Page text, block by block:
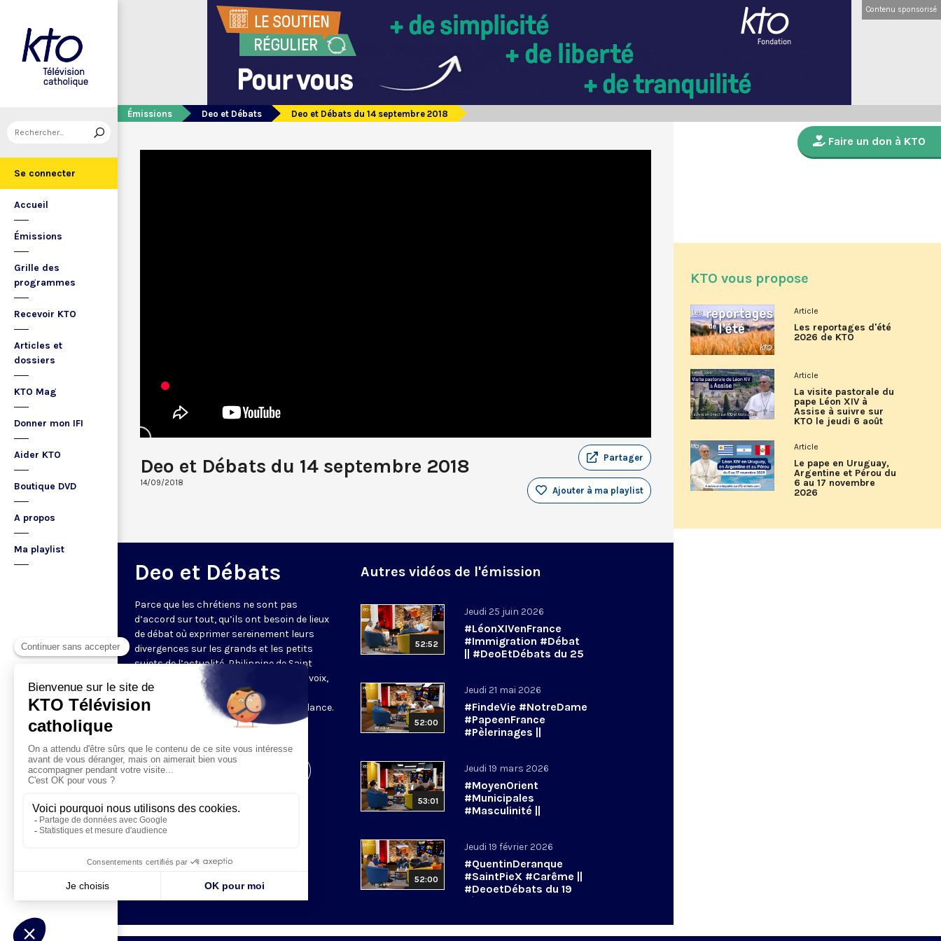
Se connecter
Accueil
Émissions
Grille des
programmes
Recevoir KTO
Articles et
dossiers
KTO Mag
Donner mon IFI
Aider KTO
Boutique DVD
A propos
Ma playlist
Contenu sponsorisé
Émissions Deo et Débats Deo et Débats du 14 septembre 2018
Deo et Débats du 14 septembre 2018
14/09/2018
Partager
Ajouter à ma playlist
Deo et Débats
Parce que les chrétiens ne sont pas
d’accord sur tout, qu’ils ont besoin de lieux
de débat où exprimer sereinement leurs
divergences sur les grands et les petits
sujets de l’actualité, Philippine de Saint
Pierre réunit chaque fois quatre à cinq voix,
fortes et libres. Ils confrontent
leur analyse avec franchise et bienveillance.
Animé par Philippine de Saint Pierre.
Visiter la page de l'émission
Autres vidéos de l'émission
52:52
Jeudi 25 juin 2026
#LéonXIVenFrance
#Immigration #Débat
|| #DeoEtDébats du 25
52:00
Jeudi 21 mai 2026
#FindeVie #NotreDame
#PapeenFrance
#Pèlerinages ||
#DeoEtDébats du 21
53:01
Jeudi 19 mars 2026
#MoyenOrient
#Municipales
#Masculinité ||
#DeoetDébats du 19
52:00
Jeudi 19 février 2026
#QuentinDeranque
#SaintPieX #Carême ||
#DeoetDébats du 19
février 2026
Faire un don à KTO
KTO vous propose
Article
Les reportages d'été
2026 de KTO
Article
La visite pastorale du
pape Léon XIV à
Assise à suivre sur
KTO le jeudi 6 août
Article
Le pape en Uruguay,
Argentine et Pérou du
6 au 17 novembre
2026